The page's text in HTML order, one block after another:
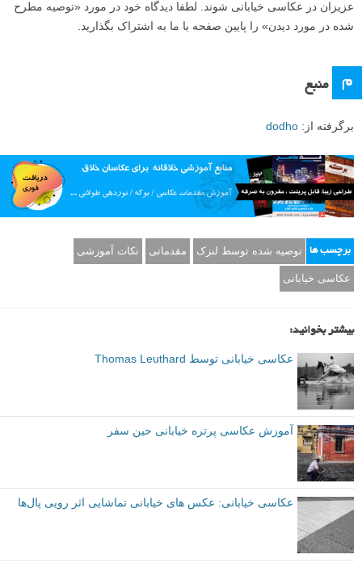
عزیزان در عکاسی خیابانی شوند. لطفا دیدگاه خود در مورد «توصیه مطرح
شده در مورد دیدن» را پایین صفحه با ما به اشتراک بگذارید.
م منبع
برگرفته از: dodho
برچسب ها توصیه شده توسط لنزک مقدماتی نکات آموزشی
عکاسی خیابانی
بیشتر بخوانید:
عکاسی خیابانی توسط Thomas Leuthard
آموزش عکاسی پرتره خیابانی حین سفر
عکاسی خیابانی: عکس های خیابانی تماشایی اثر رویی پال‌ها